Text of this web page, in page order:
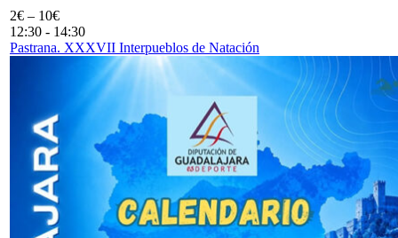
2€ – 10€
12:30 - 14:30
Pastrana. XXXVII Interpueblos de Natación